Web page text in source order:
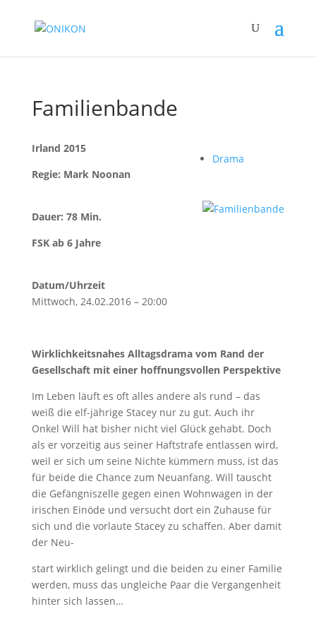
Familienbande
Drama
Irland 2015
Regie: Mark Noonan
Dauer: 78 Min.
FSK ab 6 Jahre
Datum/Uhrzeit
Mittwoch, 24.02.2016 – 20:00
Wirklichkeitsnahes Alltagsdrama vom Rand der
Gesellschaft mit einer hoffnungsvollen Perspektive
Im Leben läuft es oft alles andere als rund – das
weiß die elf-jährige Stacey nur zu gut. Auch ihr
Onkel Will hat bisher nicht viel Glück gehabt. Doch
als er vorzeitig aus seiner Haftstrafe entlassen wird,
weil er sich um seine Nichte kümmern muss, ist das
für beide die Chance zum Neuanfang. Will tauscht
die Gefängniszelle gegen einen Wohnwagen in der
irischen Einöde und versucht dort ein Zuhause für
sich und die vorlaute Stacey zu schaffen. Aber damit
der Neu-
start wirklich gelingt und die beiden zu einer Familie
werden, muss das ungleiche Paar die Vergangenheit
hinter sich lassen…